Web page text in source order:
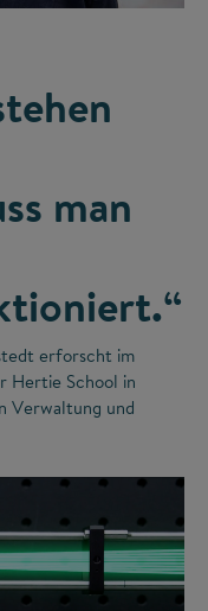
man
erforscht im
Hertie School in
Verwaltung und